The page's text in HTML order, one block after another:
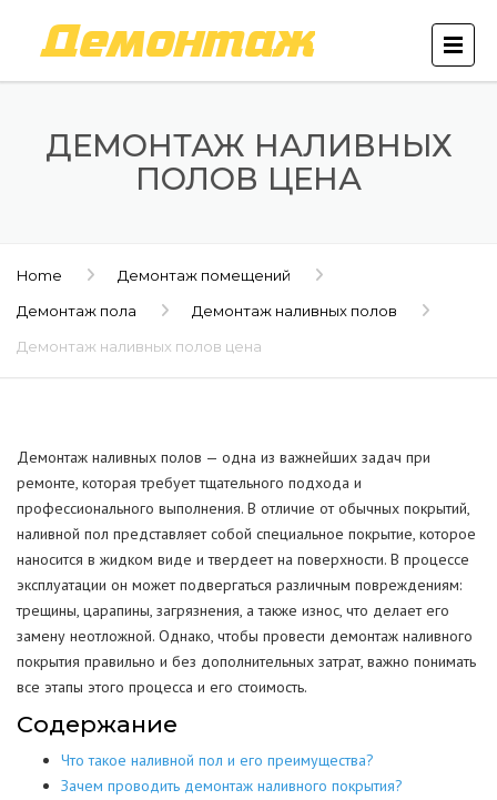
ДЕМОНТАЖ НАЛИВНЫХ
ПОЛОВ ЦЕНА
Home
Демонтаж помещений
Демонтаж пола
Демонтаж наливных полов
Демонтаж наливных полов цена
Демонтаж наливных полов — одна из важнейших задач при
ремонте, которая требует тщательного подхода и
профессионального выполнения. В отличие от обычных покрытий,
наливной пол представляет собой специальное покрытие, которое
наносится в жидком виде и твердеет на поверхности. В процессе
эксплуатации он может подвергаться различным повреждениям:
трещины, царапины, загрязнения, а также износ, что делает его
замену неотложной. Однако, чтобы провести демонтаж наливного
покрытия правильно и без дополнительных затрат, важно понимать
все этапы этого процесса и его стоимость.
Содержание
Что такое наливной пол и его преимущества?
Зачем проводить демонтаж наливного покрытия?